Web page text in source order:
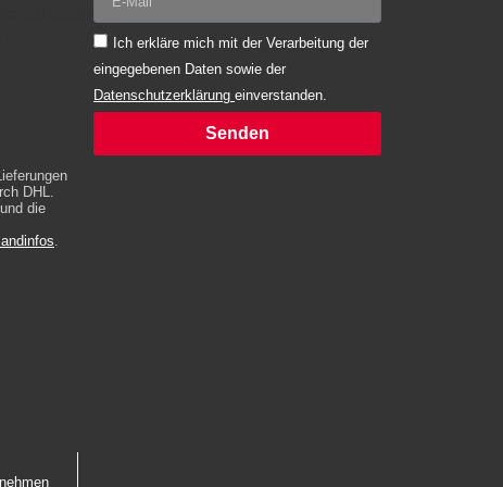
DHL.
die
.
Ich erkläre mich mit der Verarbeitung der
eingegebenen Daten sowie der
Datenschutzerklärung einverstanden.
Senden